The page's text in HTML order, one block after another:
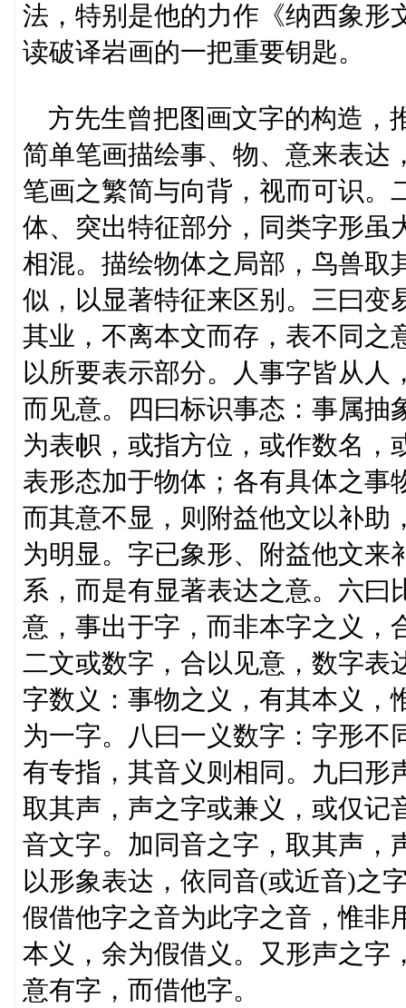
法，特别是他的力作《纳西象形
读破译岩画的一把重要钥匙。
方先生曾把图画文字的构造，
简单笔画描绘事、物、意来表达
笔画之繁简与向背，视而可识。
体、突出特征部分，同类字形虽
相混。描绘物体之局部，鸟兽取
似，以显著特征来区别。三曰变
其业，不离本文而存，表不同之
以所要表示部分。人事字皆从
而见意。四曰标识事态：事属抽
为表帜，或指方位，或作数名，
表形态加于物体；各有具体之事
而其意不显，则附益他文以补助
为明显。字已象形、附益他文来
系，而是有显著表达之意。六曰
意，事出于字，而非本字之义，
二文或数字，合以见意，数字表
字数义：事物之义，有其本义，
为一字。八曰一义数字：字形不
有专指，其音义则相同。九曰形
取其声，声之字或兼义，或仅记
音文字。加同音之字，取其声，
以形象表达，依同音(或近音)之
假借他字之音为此字之音，惟非
本义，余为假借义。又形声之字
意有字，而借他字。